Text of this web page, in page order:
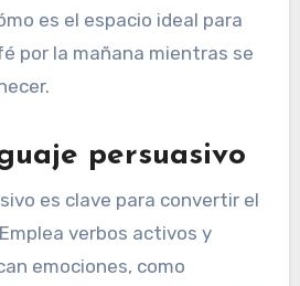
es el espacio ideal para
por la mañana mientras se
persuasivo
es clave para convertir el
verbos activos y
emociones, como